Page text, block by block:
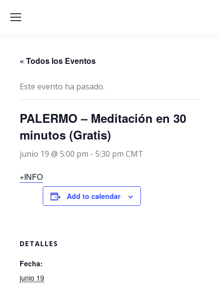
« Todos los Eventos
Este evento ha pasado.
PALERMO – Meditación en 30
minutos (Gratis)
junio 19 @ 5:00 pm - 5:30 pm CMT
+INFO
Add to calendar
DETALLES
Fecha:
junio 19